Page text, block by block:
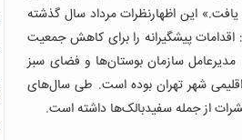
یافت.» این اظهارنظرات مرداد سال گذشته
پیشگیرانه را برای کاهش جمعیت
مدیرعامل سازمان بوستان‌ها و فضای سبز
اقلیمی شهر تهران بوده است. طی سال‌های
از جمله سفیدبالک‌ها داشته است.